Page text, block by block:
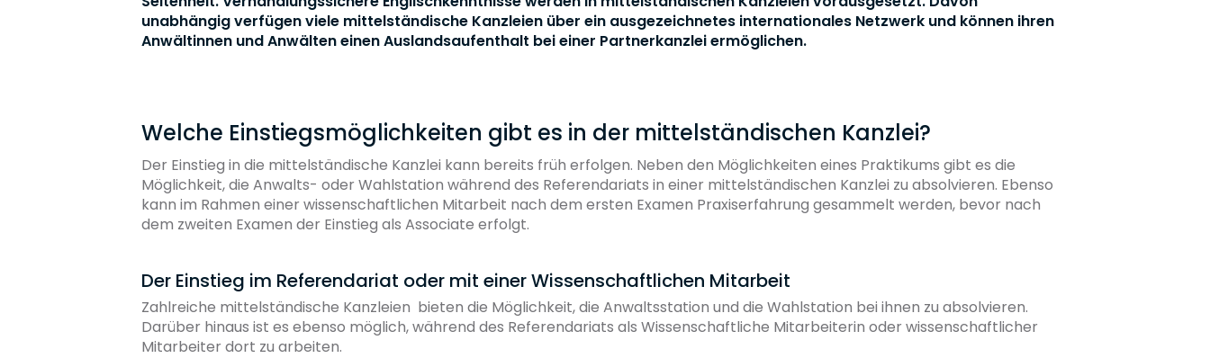
unabhängig verfügen viele mittelständische Kanzleien über ein ausgezeichnetes internationales Netzwerk und können ihren
Anwältinnen und Anwälten einen Auslandsaufenthalt bei einer Partnerkanzlei ermöglichen.
Welche Einstiegsmöglichkeiten gibt es in der mittelständischen Kanzlei?
Der Einstieg in die mittelständische Kanzlei kann bereits früh erfolgen. Neben den Möglichkeiten eines Praktikums gibt es die
Möglichkeit, die Anwalts- oder Wahlstation während des Referendariats in einer mittelständischen Kanzlei zu absolvieren. Ebenso
kann im Rahmen einer wissenschaftlichen Mitarbeit nach dem ersten Examen Praxiserfahrung gesammelt werden, bevor nach
dem zweiten Examen der Einstieg als Associate erfolgt.
Der Einstieg im Referendariat oder mit einer Wissenschaftlichen Mitarbeit
Zahlreiche mittelständische Kanzleien bieten die Möglichkeit, die Anwaltsstation und die Wahlstation bei ihnen zu absolvieren.
Darüber hinaus ist es ebenso möglich, während des Referendariats als Wissenschaftliche Mitarbeiterin oder wissenschaftlicher
Mitarbeiter dort zu arbeiten.